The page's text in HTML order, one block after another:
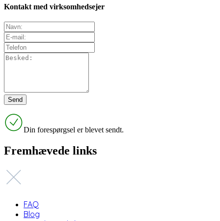
Kontakt med virksomhedsejer
Din forespørgsel er blevet sendt.
Fremhævede links
FAQ
Blog